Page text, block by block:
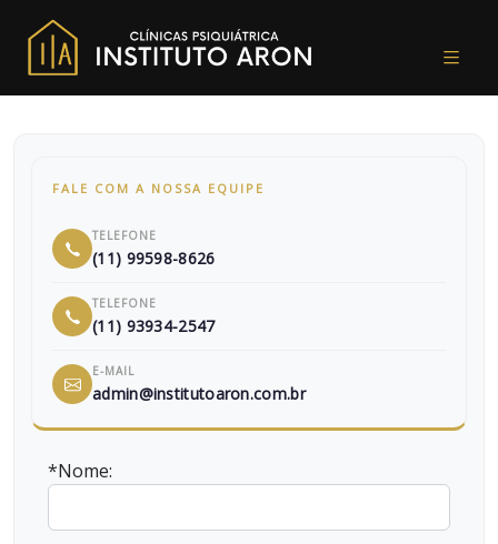
FALE COM A NOSSA EQUIPE
TELEFONE
(11) 99598-8626
TELEFONE
(11) 93934-2547
E-MAIL
admin@institutoaron.com.br
*Nome: